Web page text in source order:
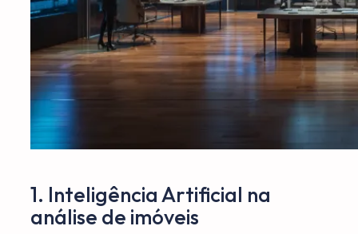
1. Inteligência Artificial na
análise de imóveis